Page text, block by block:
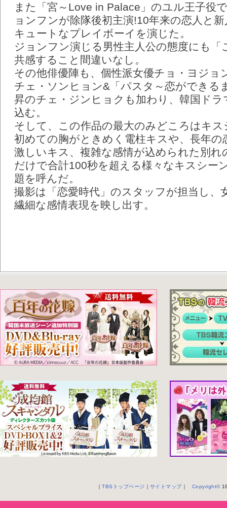
また「宮～Love in Palace」のユル王子役
ョンフンが除隊後初主演!10年来の恋人と
キュートなプレイボーイを演じた。
ジョンフン演じる男性主人公の態度にも「
共感すること間違いなし。
その他俳優陣も、個性派女優チョ・ヨジョ
チェ・ソンヒョン&「パスタ～恋ができる
昇のチェ・ジンヒョクも加わり、韓国ド
込む。
そして、この作品の最大のみどころはキス
初めての胸がときめく電柱キスや、長年の
激しいキス、複雑な感情が込められた別れ
だけで合計100秒を超える様々なキスシー
題を呼んだ。
撮影は「恋愛時代」のスタッフが担当し、
繊細な感情表現を映し出す。
｜TBSトップページ ｜ サイトマップ｜ Copyright©